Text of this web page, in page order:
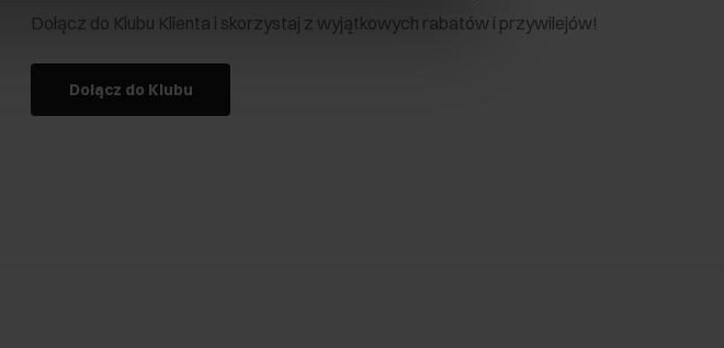
Dołącz do Klubu Klienta i skorzystaj z wyjątkowych rabatów i przywilejów!
Dołącz do Klubu